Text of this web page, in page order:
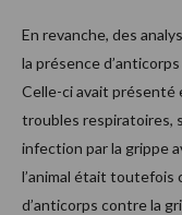
En revanche, des
la présence
Celle-ci avait présenté
troubles respiratoires,
infection par la grippe
l’animal était
d’anticorps contre la